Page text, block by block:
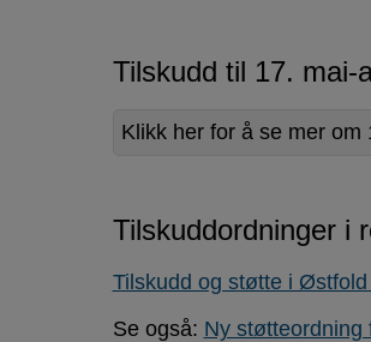
Tilskudd til 17. mai-
Klikk her for å se mer om
Tilskuddordninger i
Tilskudd og støtte i
Se også: Ny støtteordning